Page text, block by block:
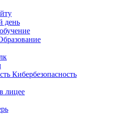
день
Кибербезопасность
лицее